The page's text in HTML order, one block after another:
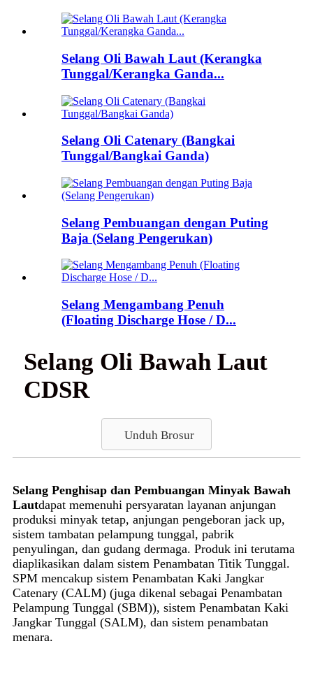
Selang Oli Bawah Laut (Kerangka
Tunggal/Kerangka Ganda...
Selang Oli Catenary (Bangkai
Tunggal/Bangkai Ganda)
Selang Pembuangan dengan Puting
Baja (Selang Pengerukan)
Selang Mengambang Penuh
(Floating Discharge Hose / D...
Selang Oli Bawah Laut
CDSR
Unduh Brosur
Selang Penghisap dan Pembuangan Minyak Bawah
Lautdapat memenuhi persyaratan layanan anjungan
produksi minyak tetap, anjungan pengeboran jack up,
sistem tambatan pelampung tunggal, pabrik
penyulingan, dan gudang dermaga. Produk ini terutama
diaplikasikan dalam sistem Penambatan Titik Tunggal.
SPM mencakup sistem Penambatan Kaki Jangkar
Catenary (CALM) (juga dikenal sebagai Penambatan
Pelampung Tunggal (SBM)), sistem Penambatan Kaki
Jangkar Tunggal (SALM), dan sistem penambatan
menara.